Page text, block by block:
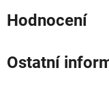
Hodnocení
Ostatní